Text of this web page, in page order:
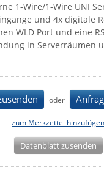
1-Wire/1-Wire UNI
und 4x digitale
WLD Port und eine
in Serverräumen
oder
zum Merkzettel hinzufügen
Datenblatt zusenden